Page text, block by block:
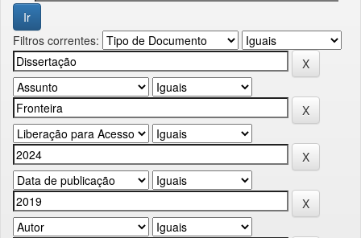
Filtros correntes: